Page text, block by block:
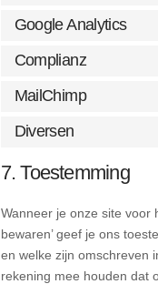
Google Analytics
Complianz
MailChimp
Diversen
7. Toestemming
Wanneer je onze site voor
bewaren’ geef je ons
en welke zijn omschreven
rekening mee houden dat